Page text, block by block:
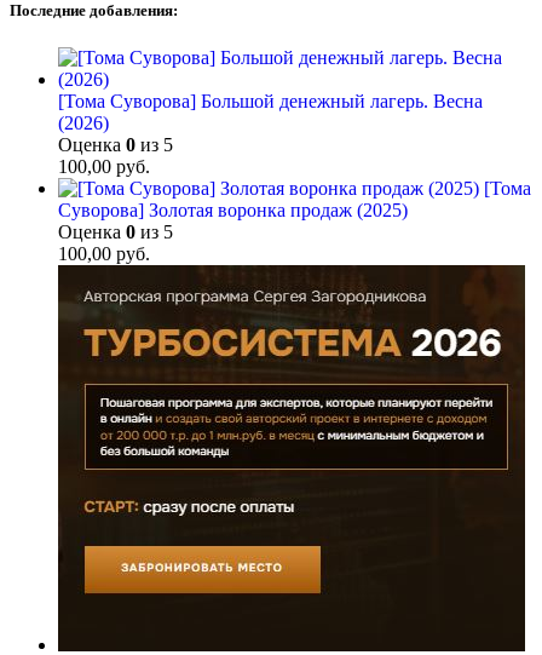
Последние добавления:
[Тома Суворова] Большой денежный лагерь. Весна
(2026)
Оценка 0 из 5
100,00 руб.
[Тома
Суворова] Золотая воронка продаж (2025)
Оценка 0 из 5
100,00 руб.